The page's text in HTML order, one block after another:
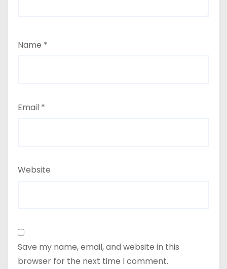
Name *
Email *
Website
Save my name, email, and website in this
browser for the next time I comment.